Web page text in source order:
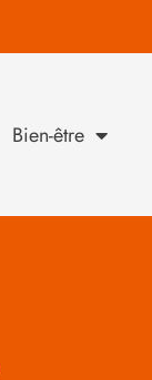
Bien-être